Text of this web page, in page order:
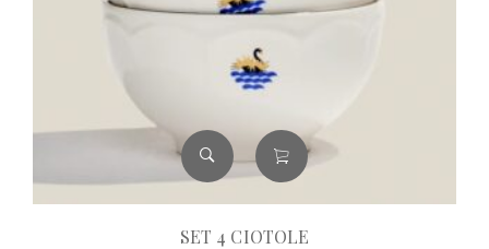
SET 4 CIOTOLE